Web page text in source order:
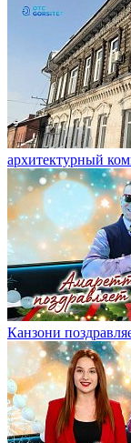
архитектурный
Канзони